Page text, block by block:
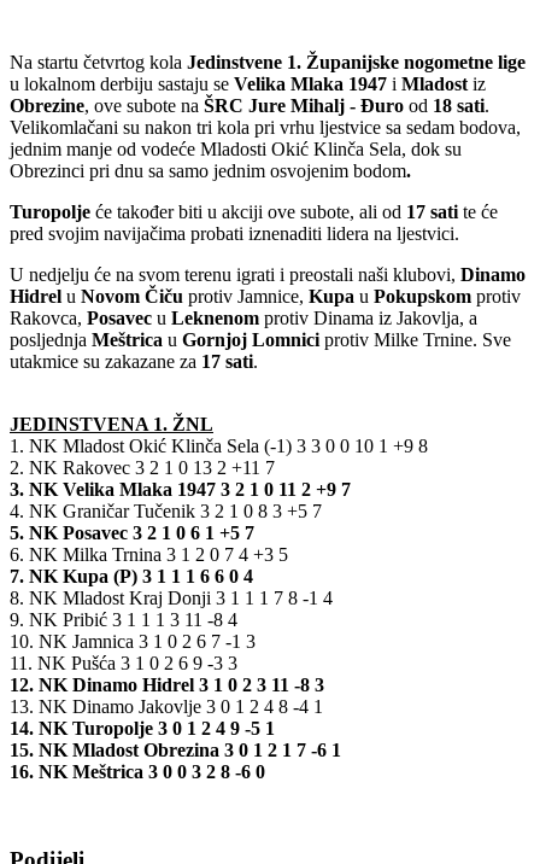
Na startu četvrtog kola Jedinstvene 1. Županijske nogometne lige
u lokalnom derbiju sastaju se Velika Mlaka 1947 i Mladost iz
Obrezine, ove subote na ŠRC Jure Mihalj - Đuro od 18 sati.
Velikomlačani su nakon tri kola pri vrhu ljestvice sa sedam bodova,
jednim manje od vodeće Mladosti Okić Klinča Sela, dok su
Obrezinci pri dnu sa samo jednim osvojenim bodom.
Turopolje će također biti u akciji ove subote, ali od 17 sati te će
pred svojim navijačima probati iznenaditi lidera na ljestvici.
U nedjelju će na svom terenu igrati i preostali naši klubovi, Dinamo
Hidrel u Novom Čiču protiv Jamnice, Kupa u Pokupskom protiv
Rakovca, Posavec u Leknenom protiv Dinama iz Jakovlja, a
posljednja Meštrica u Gornjoj Lomnici protiv Milke Trnine. Sve
utakmice su zakazane za 17 sati.
JEDINSTVENA 1. ŽNL
1. NK Mladost Okić Klinča Sela (-1) 3 3 0 0 10 1 +9 8
2. NK Rakovec 3 2 1 0 13 2 +11 7
3. NK Velika Mlaka 1947 3 2 1 0 11 2 +9 7
4. NK Graničar Tučenik 3 2 1 0 8 3 +5 7
5. NK Posavec 3 2 1 0 6 1 +5 7
6. NK Milka Trnina 3 1 2 0 7 4 +3 5
7. NK Kupa (P) 3 1 1 1 6 6 0 4
8. NK Mladost Kraj Donji 3 1 1 1 7 8 -1 4
9. NK Pribić 3 1 1 1 3 11 -8 4
10. NK Jamnica 3 1 0 2 6 7 -1 3
11. NK Pušća 3 1 0 2 6 9 -3 3
12. NK Dinamo Hidrel 3 1 0 2 3 11 -8 3
13. NK Dinamo Jakovlje 3 0 1 2 4 8 -4 1
14. NK Turopolje 3 0 1 2 4 9 -5 1
15. NK Mladost Obrezina 3 0 1 2 1 7 -6 1
16. NK Meštrica 3 0 0 3 2 8 -6 0